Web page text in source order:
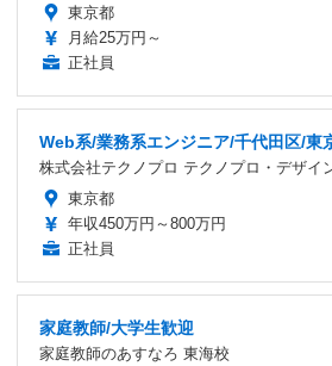
東京都
月給25万円～
正社員
Web系/業務系エンジニア/千代田区/東
株式会社テクノプロ テクノプロ・デザイ
東京都
年収450万円～800万円
正社員
家庭教師/大学生歓迎
家庭教師のあすなろ 東海校